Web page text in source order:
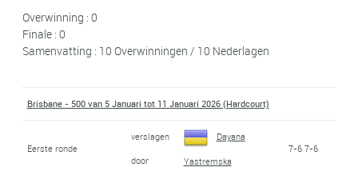
Overwinning : 0
Finale : 0
Samenvatting : 10 Overwinningen / 10 Nederlagen
Brisbane - 500 van 5 Januari tot 11 Januari 2026 (Hardcourt)
Eerste ronde
verslagen
door
Dayana
Yastremska
7-6 7-6